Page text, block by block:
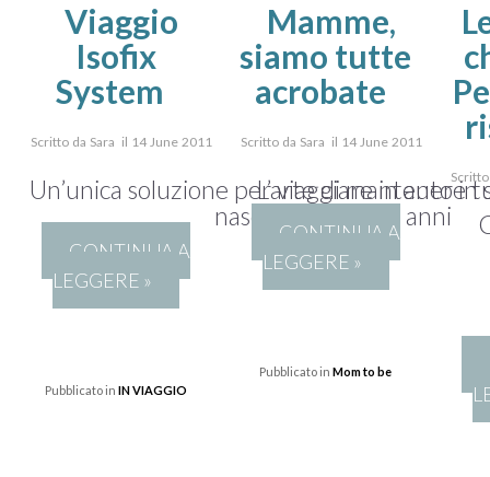
Viaggio
Isofix
System
Scritto da Sara il 14 June 2011
Un’unica soluzione per viaggiare in auto in
nascita ai quattro anni
CONTINUA A
LEGGERE »
Pubblicato in IN VIAGGIO
Mamme,
siamo tutte
acrobate
Scritto da Sara il 14 June 2011
L’arte di mantenere
CONTINUA A
LEGGERE »
Pubblicato inMom to be